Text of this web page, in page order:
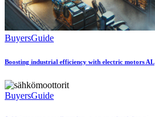
BuyersGuide
Boosting industrial efficiency with electric motors AL
BuyersGuide